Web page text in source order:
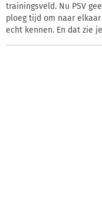
trainingsveld. Nu PSV
ploeg tijd om naar
echt kennen. En dat zie